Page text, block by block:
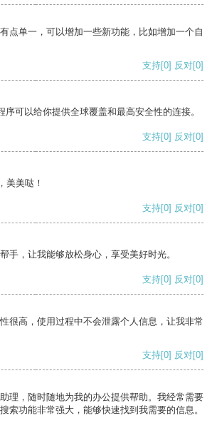
点单一，可以增加一些新功能，比如增加一个自
支持[0] 反对[0]
可以给你提供全球覆盖和最高安全性的连接。
支持[0] 反对[0]
美美哒！
支持[0] 反对[0]
手，让我能够放松身心，享受美好时光。
支持[0] 反对[0]
很高，使用过程中不会泄露个人信息，让我非常
支持[0] 反对[0]
理，随时随地为我的办公提供帮助。我经常需要
索功能非常强大，能够快速找到我需要的信息。